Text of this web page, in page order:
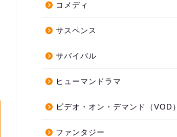
コメディ
サスペンス
サバイバル
ヒューマンドラマ
ビデオ・オン・デマンド（VOD）
ファンタジー